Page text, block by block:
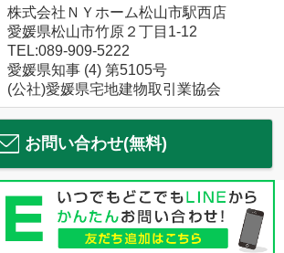
株式会社ＮＹホーム松山市駅西店
愛媛県松山市竹原２丁目1-12
TEL:089-909-5222
愛媛県知事 (4) 第5105号
(公社)愛媛県宅地建物取引業協会
お問い合わせ(無料)